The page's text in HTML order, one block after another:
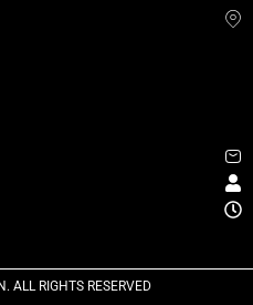
RIGHTS RESERVED